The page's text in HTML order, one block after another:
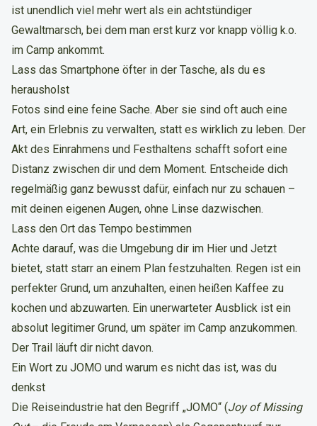
ist unendlich viel mehr wert als ein achtstündiger
Gewaltmarsch, bei dem man erst kurz vor knapp völlig k.o.
im Camp ankommt.
Lass das Smartphone öfter in der Tasche, als du es
herausholst
Fotos sind eine feine Sache. Aber sie sind oft auch eine
Art, ein Erlebnis zu verwalten, statt es wirklich zu leben. Der
Akt des Einrahmens und Festhaltens schafft sofort eine
Distanz zwischen dir und dem Moment. Entscheide dich
regelmäßig ganz bewusst dafür, einfach nur zu schauen –
mit deinen eigenen Augen, ohne Linse dazwischen.
Lass den Ort das Tempo bestimmen
Achte darauf, was die Umgebung dir im Hier und Jetzt
bietet, statt starr an einem Plan festzuhalten. Regen ist ein
perfekter Grund, um anzuhalten, einen heißen Kaffee zu
kochen und abzuwarten. Ein unerwarteter Ausblick ist ein
absolut legitimer Grund, um später im Camp anzukommen.
Der Trail läuft dir nicht davon.
Ein Wort zu JOMO und warum es nicht das ist, was du
denkst
Die Reiseindustrie hat den Begriff „JOMO“ (Joy of Missing